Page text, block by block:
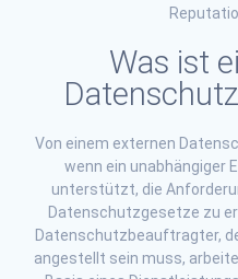
Was ist
Von einem externen
wenn ein unabhängiger
unterstützt, die
Datenschutzgesetze zu
Datenschutzbeauftragter,
angestellt sein muss,